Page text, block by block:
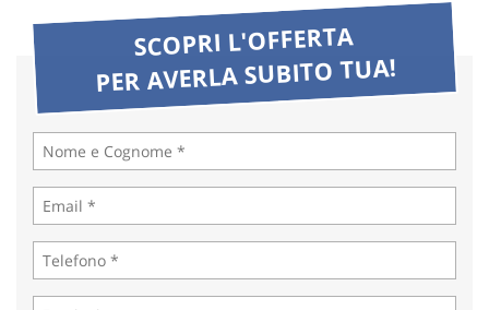
SCOPRI L'OFFERTA
PER AVERLA SUBITO TUA!